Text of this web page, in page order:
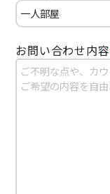
お問い合わせ内容